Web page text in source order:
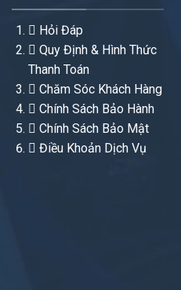
Hỏi Đáp
Quy Định & Hình Thức
Thanh Toán
Chăm Sóc Khách Hàng
Chính Sách Bảo Hành
Chính Sách Bảo Mật
Điều Khoản Dịch Vụ